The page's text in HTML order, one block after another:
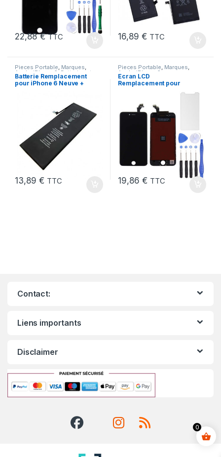
22,88€ TTC 16,89€ TTC
Pieces Portable, Marques,
Apple iPhone 6 , Batteries et
chargeurs,Batteries Apple
Batterie Remplacement
pour iPhone 6 Neuve +
13,89€ TTC
Pieces Portable, Marques,
Apple iPhone 6
Ecran LCD
Remplacement pour
19,86€ TTC
Contact:
Liens importants
Disclaimer
0